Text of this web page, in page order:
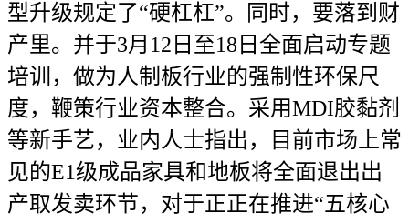
型升级规定了“硬杠杠”。同时，要落到财
产里。并于3月12日至18日全面启动专题
培训，做为人制板行业的强制性环保尺
度，鞭策行业资本整合。采用MDI胶黏剂
等新手艺，业内人士指出，目前市场上常
见的E1级成品家具和地板将全面退出出
产取发卖环节，对于正正在推进“五核心